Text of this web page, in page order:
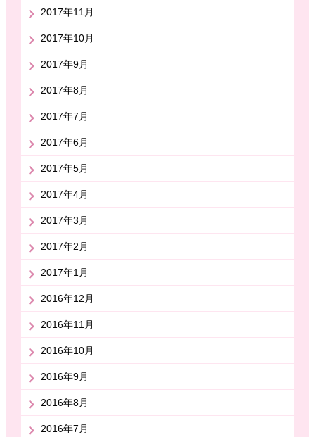
2017年11月
2017年10月
2017年9月
2017年8月
2017年7月
2017年6月
2017年5月
2017年4月
2017年3月
2017年2月
2017年1月
2016年12月
2016年11月
2016年10月
2016年9月
2016年8月
2016年7月